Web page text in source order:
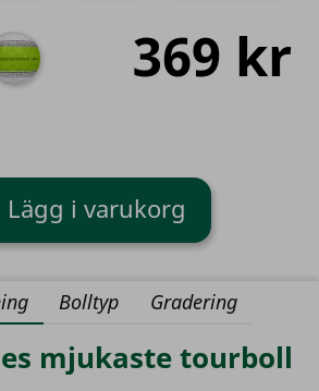
Stripe
Green
369 kr
Bolltyp Gradering
mjukaste tourboll